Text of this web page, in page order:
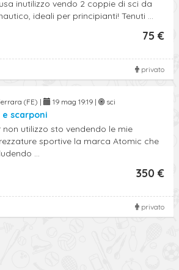
inutilizzo vendo 2 coppie di sci da
ideali per principianti! Tenuti ...
75 €
privato
(FE) | 19 mag 19:19 | sci
e scarponi
non utilizzo sto vendendo le mie
sportive la marca Atomic che
...
350 €
privato